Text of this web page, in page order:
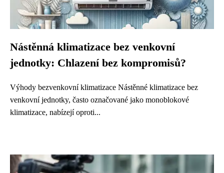
Nástěnná klimatizace bez venkovní
jednotky: Chlazení bez kompromisů?
Výhody bezvenkovní klimatizace Nástěnné klimatizace bez
venkovní jednotky, často označované jako monoblokové
klimatizace, nabízejí oproti...